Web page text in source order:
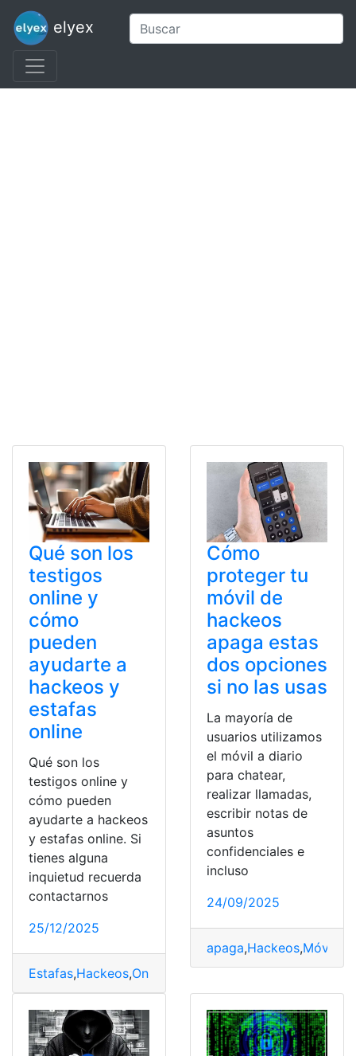
elyex
Qué son los
testigos
online y
cómo
pueden
ayudarte a
hackeos y
estafas
online
Qué son los
testigos online y
cómo pueden
ayudarte a hackeos
y estafas online. Si
tienes alguna
inquietud recuerda
contactarnos
25/12/2025
Estafas,Hackeos,Online
Cómo
proteger tu
móvil de
hackeos
apaga estas
dos opciones
si no las usas
La mayoría de
usuarios utilizamos
el móvil a diario
para chatear,
realizar llamadas,
escribir notas de
asuntos
confidenciales e
incluso
24/09/2025
apaga,Hackeos,Móvil